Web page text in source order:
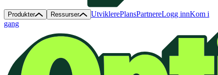
Produkter Ressurser UtviklerePlansPartnereLogg innKom i
gang